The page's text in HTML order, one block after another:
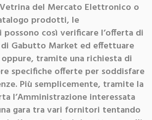
del Mercato Elettronico o
prodotti, le
così verificare l’offerta di
Gabutto Market ed effettuare
tramite una richiesta di
specifiche offerte per soddisfare
Più semplicemente, tramite la
l’Amministrazione interessata
gara tra vari fornitori tentando